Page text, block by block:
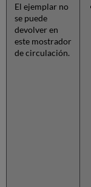
El ejemplar no
se puede
devolver en
este mostrador
de circulación.